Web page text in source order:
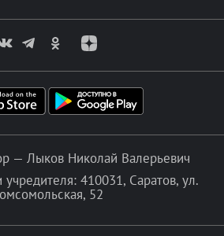
— Лыков Николай Валерьевич
410031, Саратов, ул.
52